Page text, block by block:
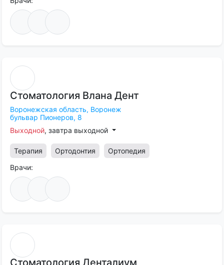
Стоматология Влана Дент
Воронежская область, Воронеж
бульвар Пионеров, 8
Выходной, завтра выходной
Терапия Ортодонтия
Ортопедия
Врачи:
Стоматология Денталиум